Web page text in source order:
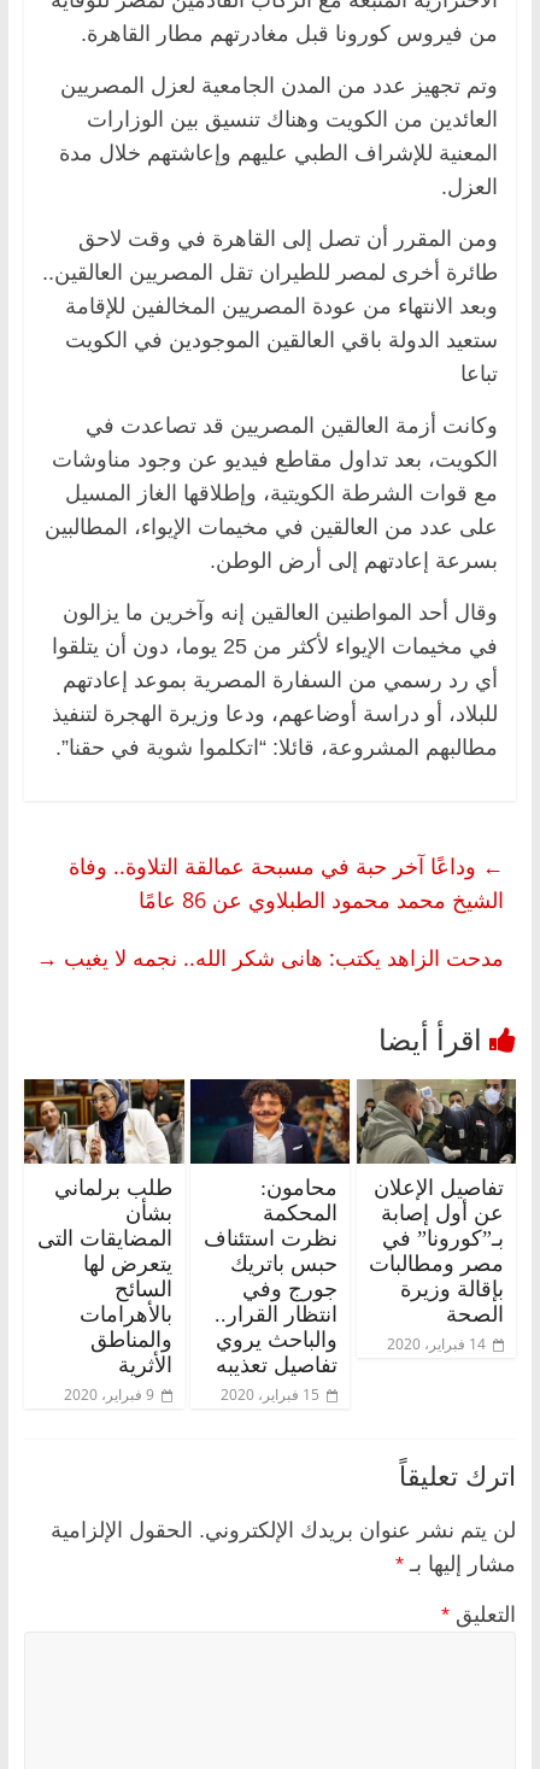
من فيروس كورونا قبل مغادرتهم مطار القاهرة.
وتم تجهيز عدد من المدن الجامعية لعزل المصريين
العائدين من الكويت وهناك تنسيق بين الوزارات
المعنية للإشراف الطبي عليهم وإعاشتهم خلال مدة
العزل.
ومن المقرر أن تصل إلى القاهرة في وقت لاحق
طائرة أخرى لمصر للطيران تقل المصريين العالقين..
وبعد الانتهاء من عودة المصريين المخالفين للإقامة
ستعيد الدولة باقي العالقين الموجودين في الكويت
تباعا
وكانت أزمة العالقين المصريين قد تصاعدت في
الكويت، بعد تداول مقاطع فيديو عن وجود مناوشات
مع قوات الشرطة الكويتية، وإطلاقها الغاز المسيل
على عدد من العالقين في مخيمات الإيواء، المطالبين
بسرعة إعادتهم إلى أرض الوطن.
وقال أحد المواطنين العالقين إنه وآخرين ما يزالون
في مخيمات الإيواء لأكثر من 25 يوما، دون أن يتلقوا
أي رد رسمي من السفارة المصرية بموعد إعادتهم
للبلاد، أو دراسة أوضاعهم، ودعا وزيرة الهجرة لتنفيذ
مطالبهم المشروعة، قائلا: “اتكلموا شوية في حقنا”.
← وداعًا آخر حبة في مسبحة عمالقة التلاوة.. وفاة
الشيخ محمد محمود الطبلاوي عن 86 عامًا
مدحت الزاهد يكتب: هانى شكر الله.. نجمه لا يغيب →
تفاصيل الإعلان
عن أول إصابة
بـ”كورونا” في
مصر ومطالبات
بإقالة وزيرة
الصحة
14 فبراير، 2020
محامون:
المحكمة
نظرت استئناف
حبس باتريك
جورج وفي
انتظار القرار..
والباحث يروي
تفاصيل تعذيبه
15 فبراير، 2020
طلب برلماني
بشأن
المضايقات التى
يتعرض لها
السائح
بالأهرامات
والمناطق
الأثرية
9 فبراير، 2020
اترك تعليقاً
لن يتم نشر عنوان بريدك الإلكتروني. الحقول الإلزامية
مشار إليها بـ *
التعليق *